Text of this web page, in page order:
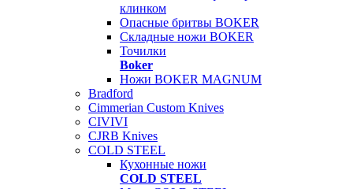
клинком
Опасные бритвы BOKER
Складные ножи BOKER
Точилки
Boker
Ножи BOKER MAGNUM
Bradford
Cimmerian Custom Knives
CIVIVI
CJRB Knives
COLD STEEL
Кухонные ножи
COLD STEEL